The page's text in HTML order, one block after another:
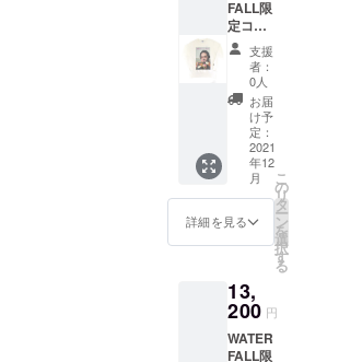
造。 完
全日本
企画・
日本
製。
MADE
JAPAN
サイ
ズ】 ・
着丈
70cm
・身幅
・肩
幅
43cm
・裾幅
49.5cm
て頂い
ている
方もい
ます。
縫製は
日本で
も有数
の高技
術縫製
地とし
て知ら
阜、
「レ
ワッペ
ン」は
群馬県
桐生市
で製
プリン
ト商品
になり
ます。
前面に
「JAC
PASTO
RIUS」
の写真
をフル
プリン
トした
きな方
には必
ず手に
して頂
きたい
他国で
は買う
ことが
できな
い希少
性の高
ボ商品
です。
※こちら
はブ
ラック
ス
ウェッ
「マイ
ルス・
デイビ
ス」の
フォト
ス
ウェッ
ト。
ジャズ
だけで
なく、
ロック/
ファン
プなど
あらゆ
ンルを
の音源
からイ
ンスパ
イアさ
れ企画
された
WATER
FALL限
定コラ
ボス
ウェッ
ト。
ジャズ
が撮影
した
ジャズ
の帝王
FALL限
定コラ
ボス
ウェッ
ト。
ジャズ
写真
家・内
山繁氏
が撮影
した天
才ピア
ニスト
「ビ
ル・エ
ス」の
フォト
ウェッ
ト。一
昨年の
支援
者：
0人
お届
け予
定：
2021
年12
月
詳細を見る
こ
の
リ
タ
ー
ン
を
選
択
す
る
13,
200 円
WATER
FALL限